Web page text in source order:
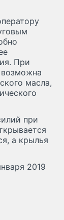
При
масла,
при
а крылья
2019